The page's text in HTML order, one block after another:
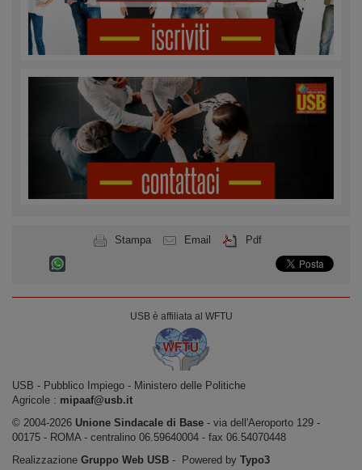
Stampa Email Pdf
USB è affiliata al WFTU
USB ‐ Pubblico Impiego - Ministero delle Politiche
Agricole : mipaaf@usb.it
© 2004-2026 Unione Sindacale di Base ‐ via dell'Aeroporto 129 -
00175 - ROMA - centralino 06.59640004 - fax 06.54070448
Realizzazione Gruppo Web USB ‐ Powered by Typo3